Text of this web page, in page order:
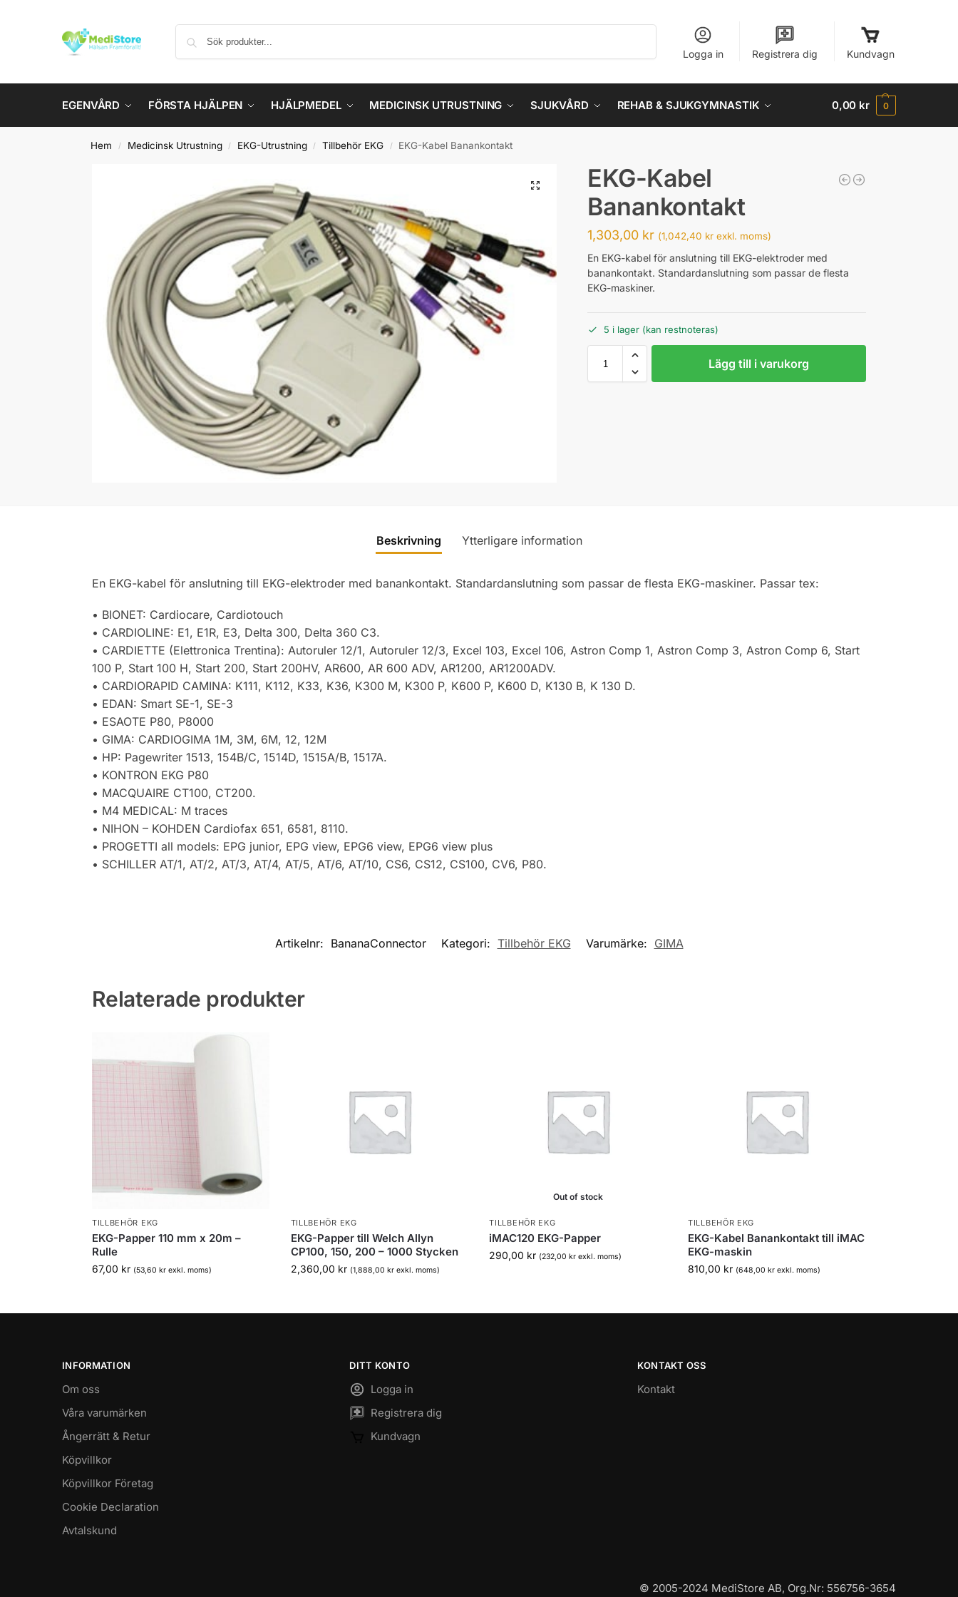
Logga in Registrera dig Kundvagn
EGENVÅRD FÖRSTA HJÄLPEN HJÄLPMEDEL MEDICINSK UTRUSTNING SJUKVÅRD REHAB & SJUKGYMNASTIK 0,00 kr 0
Hem / Medicinsk Utrustning / EKG-Utrustning / Tillbehör EKG / EKG-Kabel Banankontakt
EKG-Kabel
Banankontakt
1,303,00 kr (1,042,40 kr exkl. moms)
En EKG-kabel för anslutning till EKG-elektroder med
banankontakt. Standardanslutning som passar de flesta
EKG-maskiner.
5 i lager (kan restnoteras)
Lägg till i varukorg
Beskrivning Ytterligare information
En EKG-kabel för anslutning till EKG-elektroder med banankontakt. Standardanslutning som passar de flesta EKG-maskiner. Passar tex:
• BIONET: Cardiocare, Cardiotouch
• CARDIOLINE: E1, E1R, E3, Delta 300, Delta 360 C3.
• CARDIETTE (Elettronica Trentina): Autoruler 12/1, Autoruler 12/3, Excel 103, Excel 106, Astron Comp 1, Astron Comp 3, Astron Comp 6, Start
100 P, Start 100 H, Start 200, Start 200HV, AR600, AR 600 ADV, AR1200, AR1200ADV.
• CARDIORAPID CAMINA: K111, K112, K33, K36, K300 M, K300 P, K600 P, K600 D, K130 B, K 130 D.
• EDAN: Smart SE-1, SE-3
• ESAOTE P80, P8000
• GIMA: CARDIOGIMA 1M, 3M, 6M, 12, 12M
• HP: Pagewriter 1513, 154B/C, 1514D, 1515A/B, 1517A.
• KONTRON EKG P80
• MACQUAIRE CT100, CT200.
• M4 MEDICAL: M traces
• NIHON – KOHDEN Cardiofax 651, 6581, 8110.
• PROGETTI all models: EPG junior, EPG view, EPG6 view, EPG6 view plus
• SCHILLER AT/1, AT/2, AT/3, AT/4, AT/5, AT/6, AT/10, CS6, CS12, CS100, CV6, P80.
Artikelnr: BananaConnector Kategori: Tillbehör EKG Varumärke: GIMA
Relaterade produkter
TILLBEHÖR EKG
EKG-Papper 110 mm x 20m –
Rulle
67,00 kr (53,60 krexkl. moms)
TILLBEHÖR EKG
EKG-Papper till Welch Allyn
CP100, 150, 200 – 1000 Stycken
2,360,00 kr (1,888,00 krexkl. moms)
Out of stock
TILLBEHÖR EKG
iMAC120 EKG-Papper
290,00 kr (232,00 kr exkl. moms)
TILLBEHÖR EKG
EKG-Kabel Banankontakt till iMAC
EKG-maskin
810,00 kr (648,00 kr exkl. moms)
INFORMATION
Om oss
Våra varumärken
Ångerrätt & Retur
Köpvillkor
Köpvillkor Företag
Cookie Declaration
Avtalskund
DITT KONTO
Logga in
Registrera dig
Kundvagn
KONTAKT OSS
Kontakt
© 2005-2024 MediStore AB, Org.Nr: 556756-3654